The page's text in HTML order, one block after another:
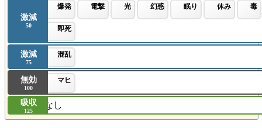
激減
50
爆発 電撃 光 幻惑 眠り 休み 毒
即死
激減
75
混乱
無効
100
マヒ
吸収
125
なし